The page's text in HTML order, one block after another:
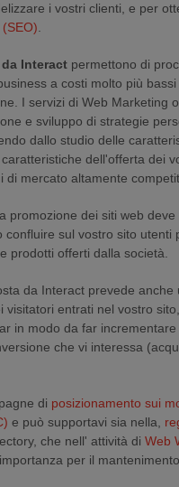
i vostri clienti, e per
(SEO)
Interact permettono di
a costi molto più
I servizi di Web Marketing
e sviluppo di strategie
dallo studio delle
dell'offerta dei
mercato altamente
promozione dei siti web deve
sul vostro sito utenti
prodotti offerti dalla società.
da Interact prevede anche
entrati nel vostro
in modo da far
che vi interessa
di posizionamento sui
e può supportavi sia nella
che nell' attività di Web
per il